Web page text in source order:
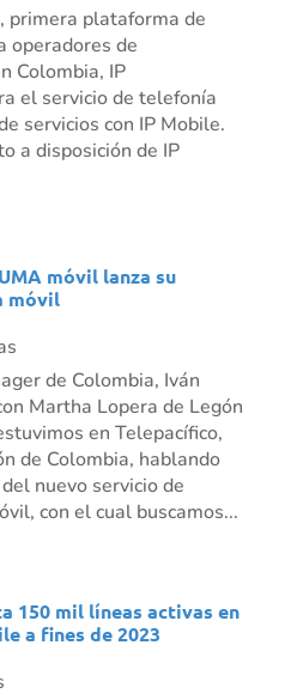
primera plataforma de
operadores de
Colombia, IP
el servicio de telefonía
servicios con IP Mobile.
a disposición de IP
móvil lanza su
móvil
de Colombia, Iván
Martha Lopera de Legón
en Telepacífico,
de Colombia, hablando
nuevo servicio de
con el cual buscamos...
150 mil líneas activas en
a fines de 2023